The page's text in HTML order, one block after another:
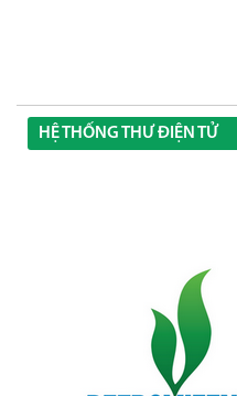
HỆ THỐNG THƯ ĐIỆN TỬ